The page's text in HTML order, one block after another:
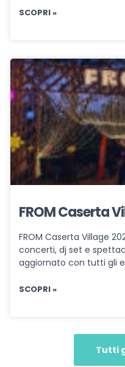
SCOPRI »
FROM Caserta
FROM Caserta Village
concerti, dj set e
aggiornato con tutti gli
SCOPRI »
Tutti